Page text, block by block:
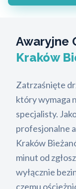
Awaryjne
Kraków
Zatrzaśnięte
który wymaga
specjalisty.
profesjonalne
Kraków
minut od
wyłącznie
czemu